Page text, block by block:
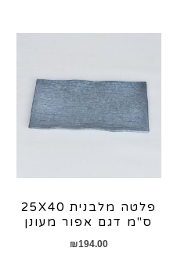
פלטה מלבנית 25X40
ס"מ דגם אפור מעונן
₪194.00